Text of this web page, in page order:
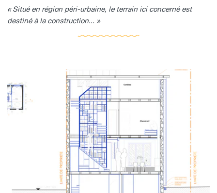
« Situé en région péri-urbaine, le terrain ici concerné est
destiné à la construction... »